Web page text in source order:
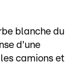
blanche du
d'une
camions et